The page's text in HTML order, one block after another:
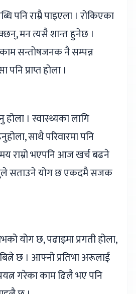
पनि राम्रै पाइएला । रोकिएका
मन त्यसै शान्त हुनेछ ।
सन्तोषजनक नै सम्पन्न
प्राप्त होला ।
होला । स्वास्थ्यका लागि
साथै परिवारमा पनि
राम्रो भएपनि आज खर्च बढने
सताउने योग छ एकदमै सजक
योग छ, पढाइमा प्रगती होला,
छ । आफ्नो प्रतिभा अरूलाई
गरेका काम ढिलै भए पनि